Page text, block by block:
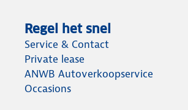
Regel het snel
Service & Contact
Private lease
ANWB Autoverkoopservice
Occasions